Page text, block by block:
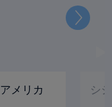
メリカ シ
次